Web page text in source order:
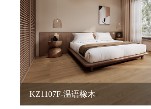
KZ1107F-温语橡木